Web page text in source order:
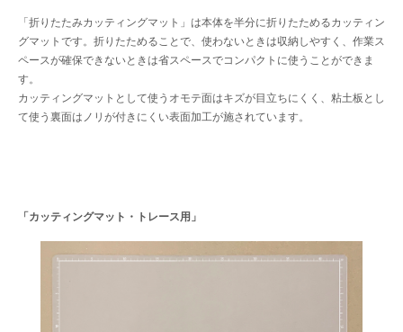
「折りたたみカッティングマット」は本体を半分に折りたためるカッティン
グマットです。折りたためることで、使わないときは収納しやすく、作業ス
ペースが確保できないときは省スペースでコンパクトに使うことができま
す。
カッティングマットとして使うオモテ面はキズが目立ちにくく、粘土板とし
て使う裏面はノリが付きにくい表面加工が施されています。
「カッティングマット・トレース用」